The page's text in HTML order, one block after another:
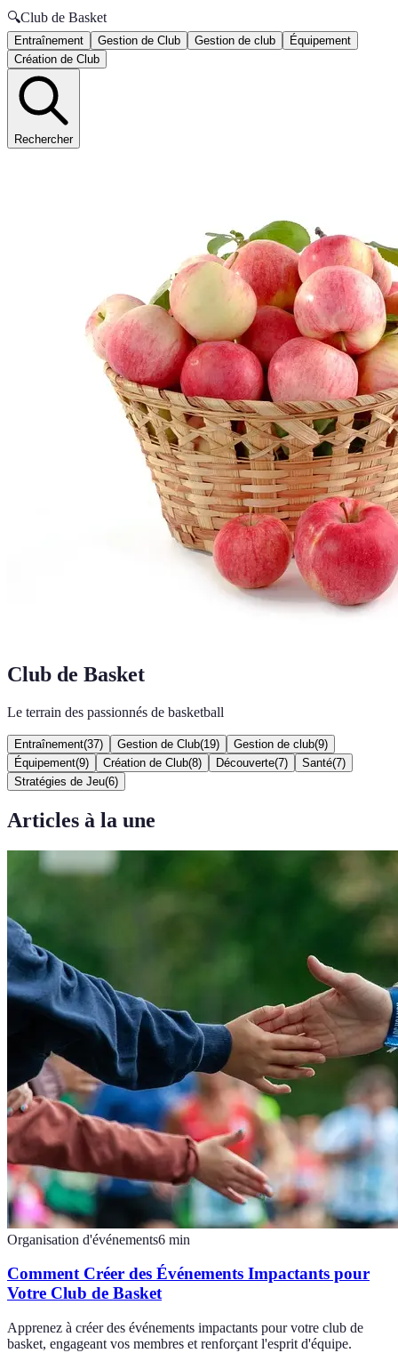
🔍Club de Basket
Entraînement Gestion de Club Gestion de club
Équipement
Création de Club
Rechercher
Club de Basket
Le terrain des passionnés de basketball
Entraînement(37) Gestion de Club(19) Gestion de club(9)
Équipement(9) Création de Club(8) Découverte(7) Santé(7)
Stratégies de Jeu(6)
Articles à la une
Organisation d'événements6 min
Comment Créer des Événements Impactants pour
Votre Club de Basket
Apprenez à créer des événements impactants pour votre club de
basket, engageant vos membres et renforçant l'esprit d'équipe.